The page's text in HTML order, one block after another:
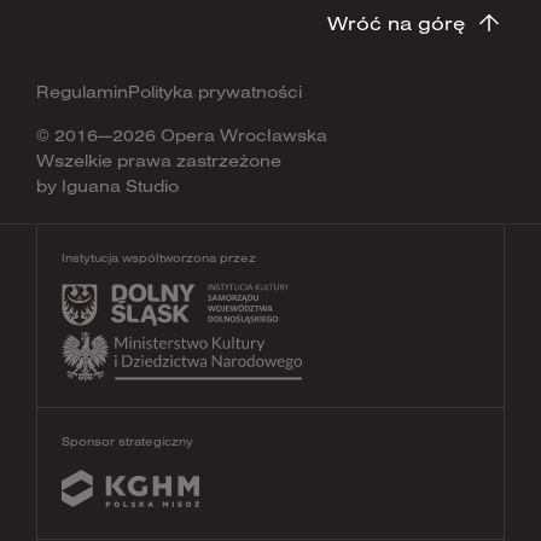
Wróć na górę
© 2016—2026 Opera Wrocławska
Wszelkie prawa zastrzeżone
by Iguana Studio
RegulaminPolityka prywatności
Instytucja współtworzona przez
Sponsor strategiczny